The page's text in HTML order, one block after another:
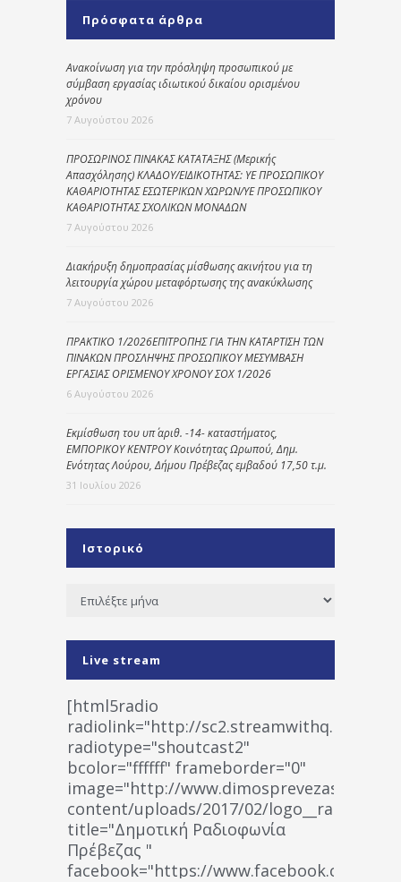
Πρόσφατα άρθρα
Ανακοίνωση για την πρόσληψη προσωπικού με
σύμβαση εργασίας ιδιωτικού δικαίου ορισμένου
χρόνου
7 Αυγούστου 2026
ΠΡΟΣΩΡΙΝΟΣ ΠΙΝΑΚΑΣ ΚΑΤΑΤΑΞΗΣ (Μερικής
Απασχόλησης) ΚΛΑΔΟΥ/ΕΙΔΙΚΟΤΗΤΑΣ: ΥΕ ΠΡΟΣΩΠΙΚΟΥ
ΚΑΘΑΡΙΟΤΗΤΑΣ ΕΣΩΤΕΡΙΚΩΝ ΧΩΡΩΝ/ΥΕ ΠΡΟΣΩΠΙΚΟΥ
ΚΑΘΑΡΙΟΤΗΤΑΣ ΣΧΟΛΙΚΩΝ ΜΟΝΑΔΩΝ
7 Αυγούστου 2026
Διακήρυξη δημοπρασίας μίσθωσης ακινήτου για τη
λειτουργία χώρου μεταφόρτωσης της ανακύκλωσης
7 Αυγούστου 2026
ΠΡΑΚΤΙΚΟ 1/2026ΕΠΙΤΡΟΠΗΣ ΓΙΑ ΤΗΝ ΚΑΤΑΡΤΙΣΗ ΤΩΝ
ΠΙΝΑΚΩΝ ΠΡΟΣΛΗΨΗΣ ΠΡΟΣΩΠΙΚΟΥ ΜΕΣΥΜΒΑΣΗ
ΕΡΓΑΣΙΑΣ ΟΡΙΣΜΕΝΟΥ ΧΡΟΝΟΥ ΣΟΧ 1/2026
6 Αυγούστου 2026
Εκμίσθωση του υπ΄ αριθ. -14- καταστήματος,
ΕΜΠΟΡΙΚΟΥ ΚΕΝΤΡΟΥ Κοινότητας Ωρωπού, Δημ.
Ενότητας Λούρου, Δήμου Πρέβεζας εμβαδού 17,50 τ.μ.
31 Ιουλίου 2026
Ιστορικό
Ιστορικό
Live stream
[html5radio
radiolink="http://
radiotype="shoutcast2"
bcolor="ffffff" frameborder="0"
image="http://www.dimosprevezas.gr/wp-
content/uploads/2017/02/
title="Δημοτική Ραδιοφωνία
Πρέβεζας "
facebook="https://www.facebook.com/